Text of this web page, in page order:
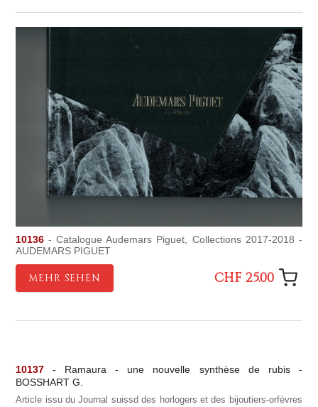
10136 - Catalogue Audemars Piguet, Collections 2017-2018 -
AUDEMARS PIGUET
MEHR SEHEN CHF 25.00
10137 - Ramaura - une nouvelle synthèse de rubis -
BOSSHART G.
Article issu du Journal suissd des horlogers et des bijoutiers-orfèvres